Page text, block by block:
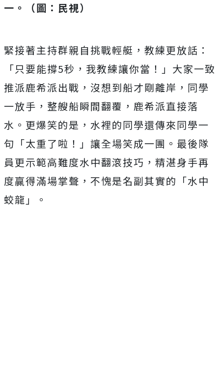
一。（圖：民視）
緊接著主持群親自挑戰輕艇，教練更放話：
「只要能撐5秒，我教練讓你當！」大家一致
推派鹿希派出戰，沒想到船才剛離岸，同學
一放手，整艘船瞬間翻覆，鹿希派直接落
水。更爆笑的是，水裡的同學還傳來同學一
句「太重了啦！」讓全場笑成一團。最後隊
員更示範高難度水中翻滾技巧，精湛身手再
度贏得滿場掌聲，不愧是名副其實的「水中
蛟龍」。